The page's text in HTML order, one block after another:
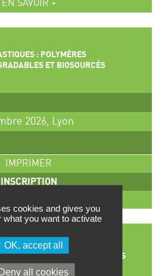
EN SAVOIR +
: POLYMÈRES
ET BIOSOURCÉS
2026, Lyon
IMPRIMER
INSCRIPTION
DES MATIERES PLASTIQUES
cookies and gives you
what you want to activate
OK, accept all
Deny all cookies